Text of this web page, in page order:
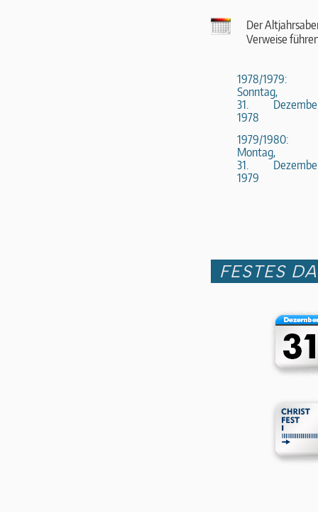
Der
Verweise
1978/1979:
Sonntag,
31.
1978
1979/1980:
Montag,
31.
1979
FESTES